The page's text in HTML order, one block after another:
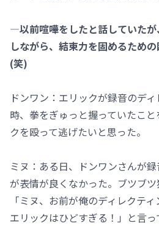
―以前喧嘩をしたと話していた
しながら、結束力を固めるため
(笑)
ドンワン：エリックが録音のデ
時、拳をぎゅっと握っていたこ
クを殴って逃げたいと思った。
ミヌ：ある日、ドンワンさんが
が表情が良くなかった。ブツブツ
「ミヌ、お前が俺のディレクテ
エリックはひどすぎる！」と言